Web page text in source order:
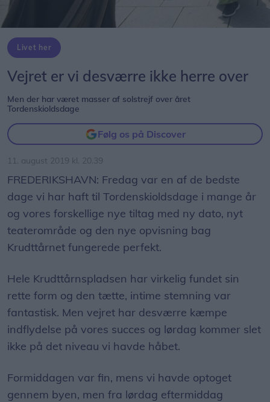
Livet her
Vejret er vi desværre ikke herre over
Men der har været masser af solstrejf over året
Tordenskioldsdage
Følg os på Discover
11. august 2019 kl. 20.39
FREDERIKSHAVN: Fredag var en af de bedste
dage vi har haft til Tordenskioldsdage i mange år
og vores forskellige nye tiltag med ny dato, nyt
teaterområde og den nye opvisning bag
Krudttårnet fungerede perfekt.
Hele Krudttårnspladsen har virkelig fundet sin
rette form og den tætte, intime stemning var
fantastisk. Men vejret har desværre kæmpe
indflydelse på vores succes og lørdag kommer slet
ikke på det niveau vi havde håbet.
Formiddagen var fin, mens vi havde optoget
gennem byen, men fra lørdag eftermiddag